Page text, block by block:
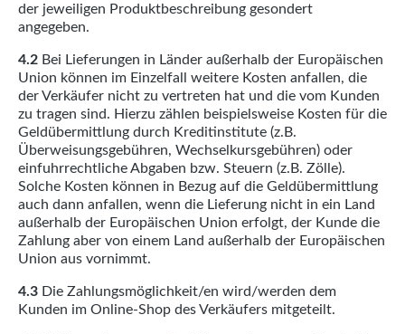
der jeweiligen Produktbeschreibung gesondert
angegeben.
4.2 Bei Lieferungen in Länder außerhalb der Europäischen
Union können im Einzelfall weitere Kosten anfallen, die
der Verkäufer nicht zu vertreten hat und die vom Kunden
zu tragen sind. Hierzu zählen beispielsweise Kosten für die
Geldübermittlung durch Kreditinstitute (z.B.
Überweisungsgebühren, Wechselkursgebühren) oder
einfuhrrechtliche Abgaben bzw. Steuern (z.B. Zölle).
Solche Kosten können in Bezug auf die Geldübermittlung
auch dann anfallen, wenn die Lieferung nicht in ein Land
außerhalb der Europäischen Union erfolgt, der Kunde die
Zahlung aber von einem Land außerhalb der Europäischen
Union aus vornimmt.
4.3 Die Zahlungsmöglichkeit/en wird/werden dem
Kunden im Online-Shop des Verkäufers mitgeteilt.